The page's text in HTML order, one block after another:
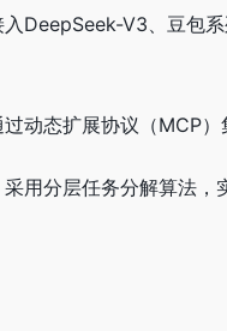
入DeepSeek-V3、豆包
动态扩展协议（MCP
用分层任务分解算法